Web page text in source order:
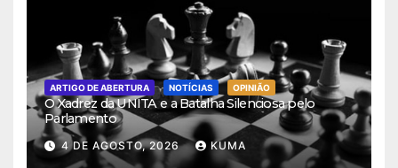
ARTIGO DE ABERTURA NOTÍCIAS OPINIÃO
O Xadrez da UNITA e a Batalha Silenciosa pelo
Parlamento
4 DE AGOSTO, 2026 KUMA